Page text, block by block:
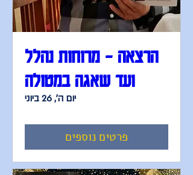
הרצאה - מרוחות נהלל
ועד שאגה במטולה
יום ה׳, 26 ביוני
פרטים נוספים